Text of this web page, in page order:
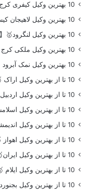
10 بهترین وکیل کیفری کرج 🥇【آپدیت جدید】⚖️
10 بهترین وکیل لاهیجان کیست ؟🥇【آپدیت جدید】⚖️
10 بهترین وکیل لنگرود🥇【آپدیت جدید】⚖️
10 بهترین وکیل ملکی کرج 🥇【آپدیت جدید】⚖️
10 بهترین وکیل نمک آبرود 🥇【آپدیت جدید】⚖️
10 تا از بهترین وکیل اراک 🥇【آپدیت جدید】⚖️
10 تا از بهترین وکیل اردبیل 🥇【آپدیت جدید】
10 تا از بهترین وکیل اسلامشهر 🥇【آپدیت جدید】
10 تا از بهترین وکیل اندیمشک 🥇【آپدیت جدید】
10 تا از بهترین وکیل اهواز 🥇【آپدیت جدید】⚖️
10 تا از بهترین وکیل ایران🥇【آپدیت جدید】
10 تا از بهترین وکیل ایلام 🥇【آپدیت جدید】
10 تا از بهترین وکیل بجنورد 🥇【آپدیت جدید】